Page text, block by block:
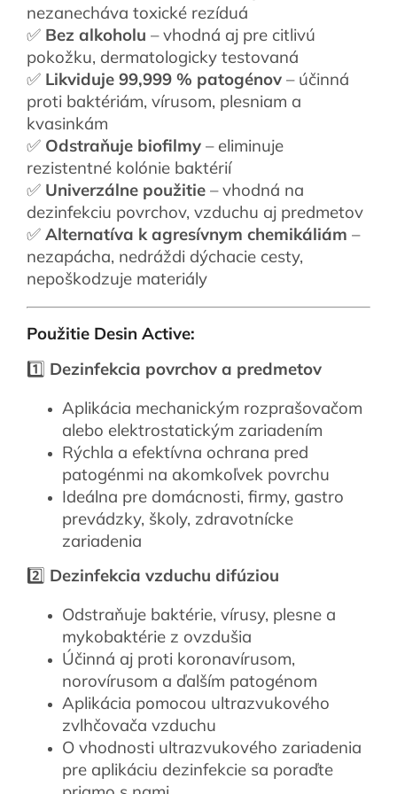
nezanecháva toxické rezíduá
✅ Bez alkoholu – vhodná aj pre citlivú
pokožku, dermatologicky testovaná
✅ Likviduje 99,999 % patogénov – účinná
proti baktériám, vírusom, plesniam a
kvasinkám
✅ Odstraňuje biofilmy – eliminuje
rezistentné kolónie baktérií
✅ Univerzálne použitie – vhodná na
dezinfekciu povrchov, vzduchu aj predmetov
✅ Alternatíva k agresívnym chemikáliám –
nezapácha, nedráždi dýchacie cesty,
nepoškodzuje materiály
Použitie Desin Active:
1️⃣ Dezinfekcia povrchov a predmetov
Aplikácia mechanickým rozprašovačom
alebo elektrostatickým zariadením
Rýchla a efektívna ochrana pred
patogénmi na akomkoľvek povrchu
Ideálna pre domácnosti, firmy, gastro
prevádzky, školy, zdravotnícke
zariadenia
2️⃣ Dezinfekcia vzduchu difúziou
Odstraňuje baktérie, vírusy, plesne a
mykobaktérie z ovzdušia
Účinná aj proti koronavírusom,
norovírusom a ďalším patogénom
Aplikácia pomocou ultrazvukového
zvlhčovača vzduchu
O vhodnosti ultrazvukového zariadenia
pre aplikáciu dezinfekcie sa poraďte